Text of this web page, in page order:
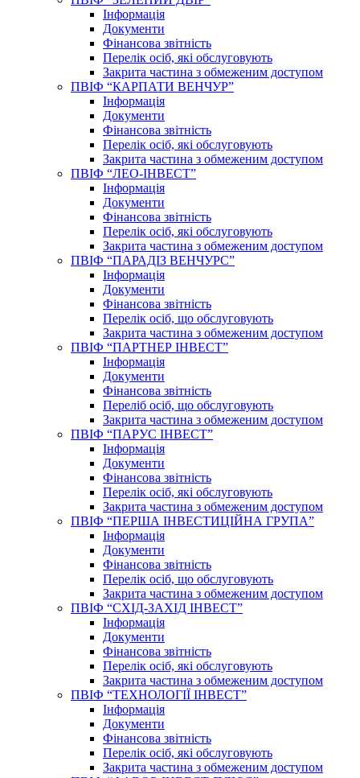
Інформація
Документи
Фінансова звітність
Перелік осіб, які обслуговують
Закрита частина з обмеженим доступом
ПВІФ “КАРПАТИ ВЕНЧУР”
Інформація
Документи
Фінансова звітність
Перелік осіб, які обслуговують
Закрита частина з обмеженим доступом
ПВІФ “ЛЕО-ІНВЕСТ”
Інформація
Документи
Фінансова звітність
Перелік осіб, які обслуговують
Закрита частина з обмеженим доступом
ПВІФ “ПАРАДІЗ ВЕНЧУРС”
Інформація
Документи
Фінансова звітність
Перелік осіб, що обслуговують
Закрита частина з обмеженим доступом
ПВІФ “ПАРТНЕР ІНВЕСТ”
Інформація
Документи
Фінансова звітність
Переліб осіб, що обслуговують
Закрита частина з обмеженим доступом
ПВІФ “ПАРУС ІНВЕСТ”
Інформація
Документи
Фінансова звітність
Перелік осіб, які обслуговують
Закрита частина з обмеженим доступом
ПВІФ “ПЕРША ІНВЕСТИЦІЙНА ГРУПА”
Інформація
Документи
Фінансова звітність
Перелік осіб, що обслуговують
Закрита частина з обмеженим доступом
ПВІФ “СХІД-ЗАХІД ІНВЕСТ”
Інформація
Документи
Фінансова звітність
Перелік осіб, які обслуговують
Закрита частина з обмеженим доступом
ПВІФ “ТЕХНОЛОГІЇ ІНВЕСТ”
Інформація
Документи
Фінансова звітність
Перелік осіб, які обслуговують
Закрита частина з обмеженим доступом